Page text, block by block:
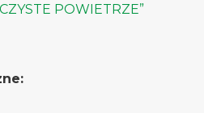
POWIETRZE”